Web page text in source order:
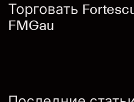
Торговать
FMGau